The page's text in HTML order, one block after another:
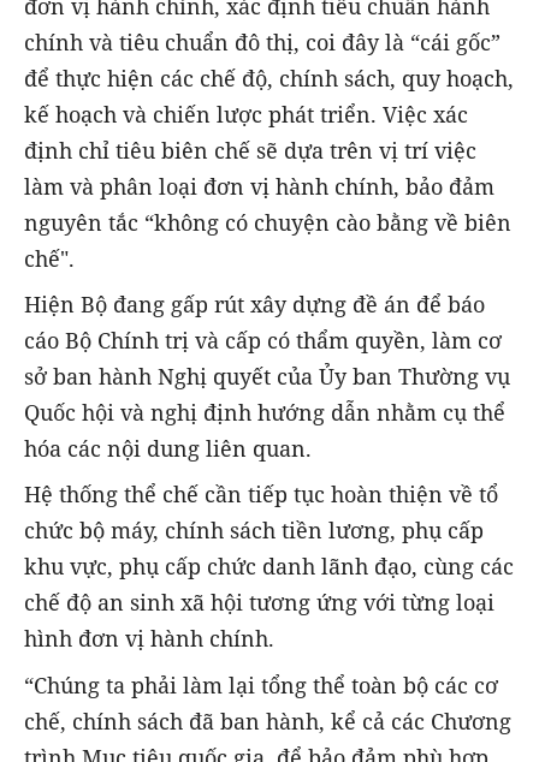
đơn vị hành chính, xác định tiêu chuẩn hành
chính và tiêu chuẩn đô thị, coi đây là “cái gốc”
để thực hiện các chế độ, chính sách, quy hoạch,
kế hoạch và chiến lược phát triển. Việc xác
định chỉ tiêu biên chế sẽ dựa trên vị trí việc
làm và phân loại đơn vị hành chính, bảo đảm
nguyên tắc “không có chuyện cào bằng về biên
chế".
Hiện Bộ đang gấp rút xây dựng đề án để báo
cáo Bộ Chính trị và cấp có thẩm quyền, làm cơ
sở ban hành Nghị quyết của Ủy ban Thường vụ
Quốc hội và nghị định hướng dẫn nhằm cụ thể
hóa các nội dung liên quan.
Hệ thống thể chế cần tiếp tục hoàn thiện về tổ
chức bộ máy, chính sách tiền lương, phụ cấp
khu vực, phụ cấp chức danh lãnh đạo, cùng các
chế độ an sinh xã hội tương ứng với từng loại
hình đơn vị hành chính.
“Chúng ta phải làm lại tổng thể toàn bộ các cơ
chế, chính sách đã ban hành, kể cả các Chương